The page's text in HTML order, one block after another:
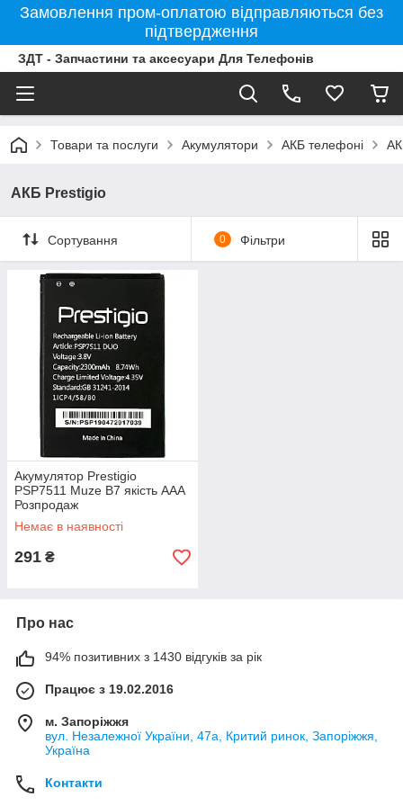
Замовлення пром-оплатою відправляються без
підтвердження
ЗДТ - Запчастини та аксесуари Для Телефонів
Товари та послуги Акумулятори АКБ телефоні
АКБ Prestigio
Сортування 0 Фільтри
Акумулятор Prestigio
PSP7511 Muze B7 якість AAA
Розпродаж
Немає в наявності
291 ₴
Про нас
94% позитивних з 1430 відгуків за рік
Працює з 19.02.2016
м. Запоріжжя
вул. Незалежної України, 47а, Критий ринок, Запоріжжя,
Україна
Контакти